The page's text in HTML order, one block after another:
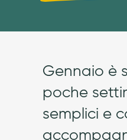
Gennaio è
poche
semplici e